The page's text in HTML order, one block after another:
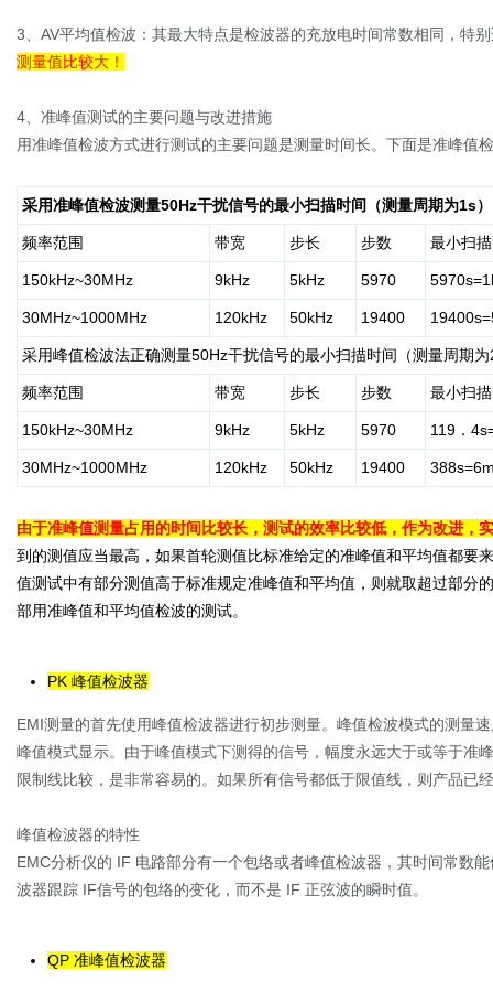
3、AV平均值检波：其最大特点是检波器的充放电时间常数相同，特
测量值比较大！
4、准峰值测试的主要问题与改进措施
用准峰值检波方式进行测试的主要问题是测量时间长。下面是准峰值
采用准峰值检波测量50Hz干扰信号的最小扫描时间（测量周期为1s
频率范围 带宽 步长 步数 最小扫
150kHz~30MHz 9kHz 5kHz 5970
30MHz~1000MHz 120kHz 50kHz 19400
采用峰值检波法正确测量50Hz干扰信号的最小扫描时间（测量周期
频率范围 带宽 步长 步数 最小扫
150kHz~30MHz 9kHz 5kHz 5970 119．
30MHz~1000MHz 120kHz 50kHz 19400
由于准峰值测量占用的时间比较长，测试的效率比较低，作为改进，
到的测值应当最高，如果首轮测值比标准给定的准峰值和平均值都要
值测试中有部分测值高于标准规定准峰值和平均值，则就取超过部分
部用准峰值和平均值检波的测试。
PK 峰值检波器
EMI测量的首先使用峰值检波器进行初步测量。峰值检波模式的测量
峰值模式显示。由于峰值模式下测得的信号，幅度永远大于或等于准
限制线比较，是非常容易的。如果所有信号都低于限值线，则产品已
峰值检波器的特性
EMC分析仪的 IF 电路部分有一个包络或者峰值检波器，其时间常数
波器跟踪 IF信号的包络的变化，而不是 IF 正弦波的瞬时值。
QP 准峰值检波器